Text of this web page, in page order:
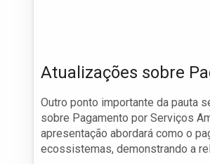
Atualizações sobre
Outro ponto importante da pauta
sobre Pagamento por Serviços
apresentação abordará como o
ecossistemas, demonstrando a